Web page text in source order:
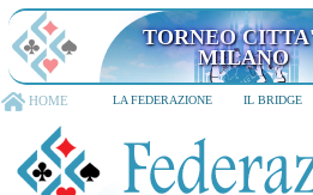
TORNEO CITTA'
6-8 dicembre
HOME LA FEDERAZIONE IL BRIDGE